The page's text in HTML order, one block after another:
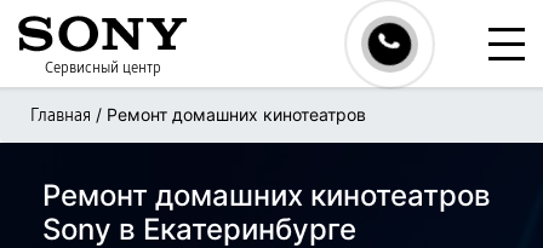
Сервисный центр
Главная / Ремонт домашних кинотеатров
Ремонт домашних кинотеатров
Sony в Екатеринбурге